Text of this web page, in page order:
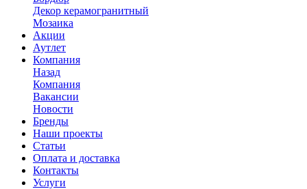
Декор керамогранитный
Мозаика
Акции
Аутлет
Компания
Назад
Компания
Вакансии
Новости
Бренды
Наши проекты
Статьи
Оплата и доставка
Контакты
Услуги